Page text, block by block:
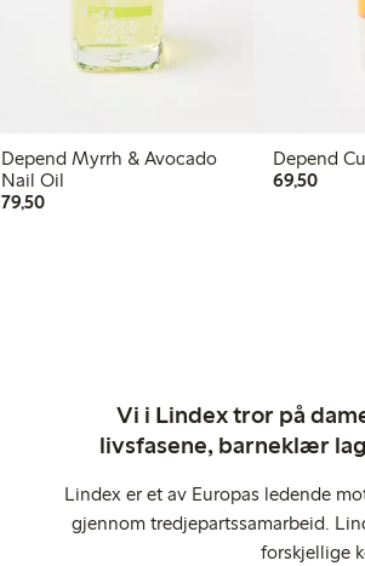
Depend Myrrh & Avocado
Nail Oil
79,5079,50 kr
Depend
69,5069,50
Vi i Lindex tror på
livsfasene, barneklær
Lindex er et av Europas ledende
gjennom tredjepartssamarbeid.
forskjellige